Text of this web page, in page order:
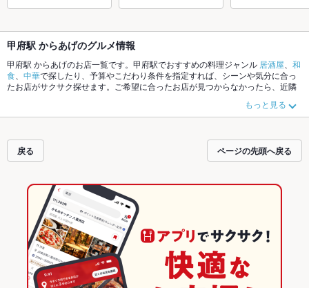
甲府駅 からあげのグルメ情報
甲府駅 からあげのお店一覧です。甲府駅でおすすめの料理ジャンル 居酒屋
和
食
中華で探したり、予算やこだわり条件を指定すれば、シーンや気分に合っ
たお店がサクサク探せます。ご希望に合ったお店が見つからなかったら、近隣
ッパーグルメなら、お得なクーポンはもちろん、こだわりメニューお茶漬け 、
馬刺し、手羽先や季節のおすすめ料理など、お店の最新情報をご紹介している
達どうしの飲み会にも、会社の宴会にも、デートやパーティーにもお得に便利
にホットペッパーグルメをご利用ください。
もっと見る
戻る ページの先頭へ戻る